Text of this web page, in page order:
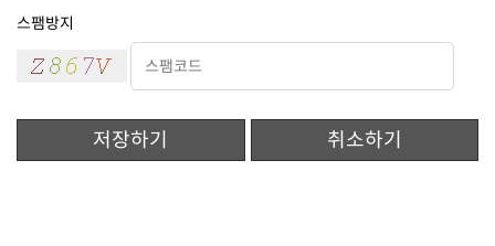
스팸방지
저장하기 취소하기